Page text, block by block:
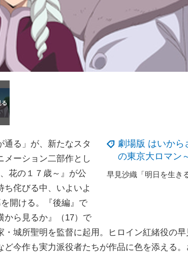
劇場版 はいから
の東京大ロマン
る」が、新たなスタ
メーション二部作とし
花の１７歳～』が公
ち侘びる中、いよいよ
開ける。『後編』で
から見るか』（17）で
・城所聖明を監督に起用。ヒロイン紅緒役の
今作も実力派役者たちが作品に色を添える